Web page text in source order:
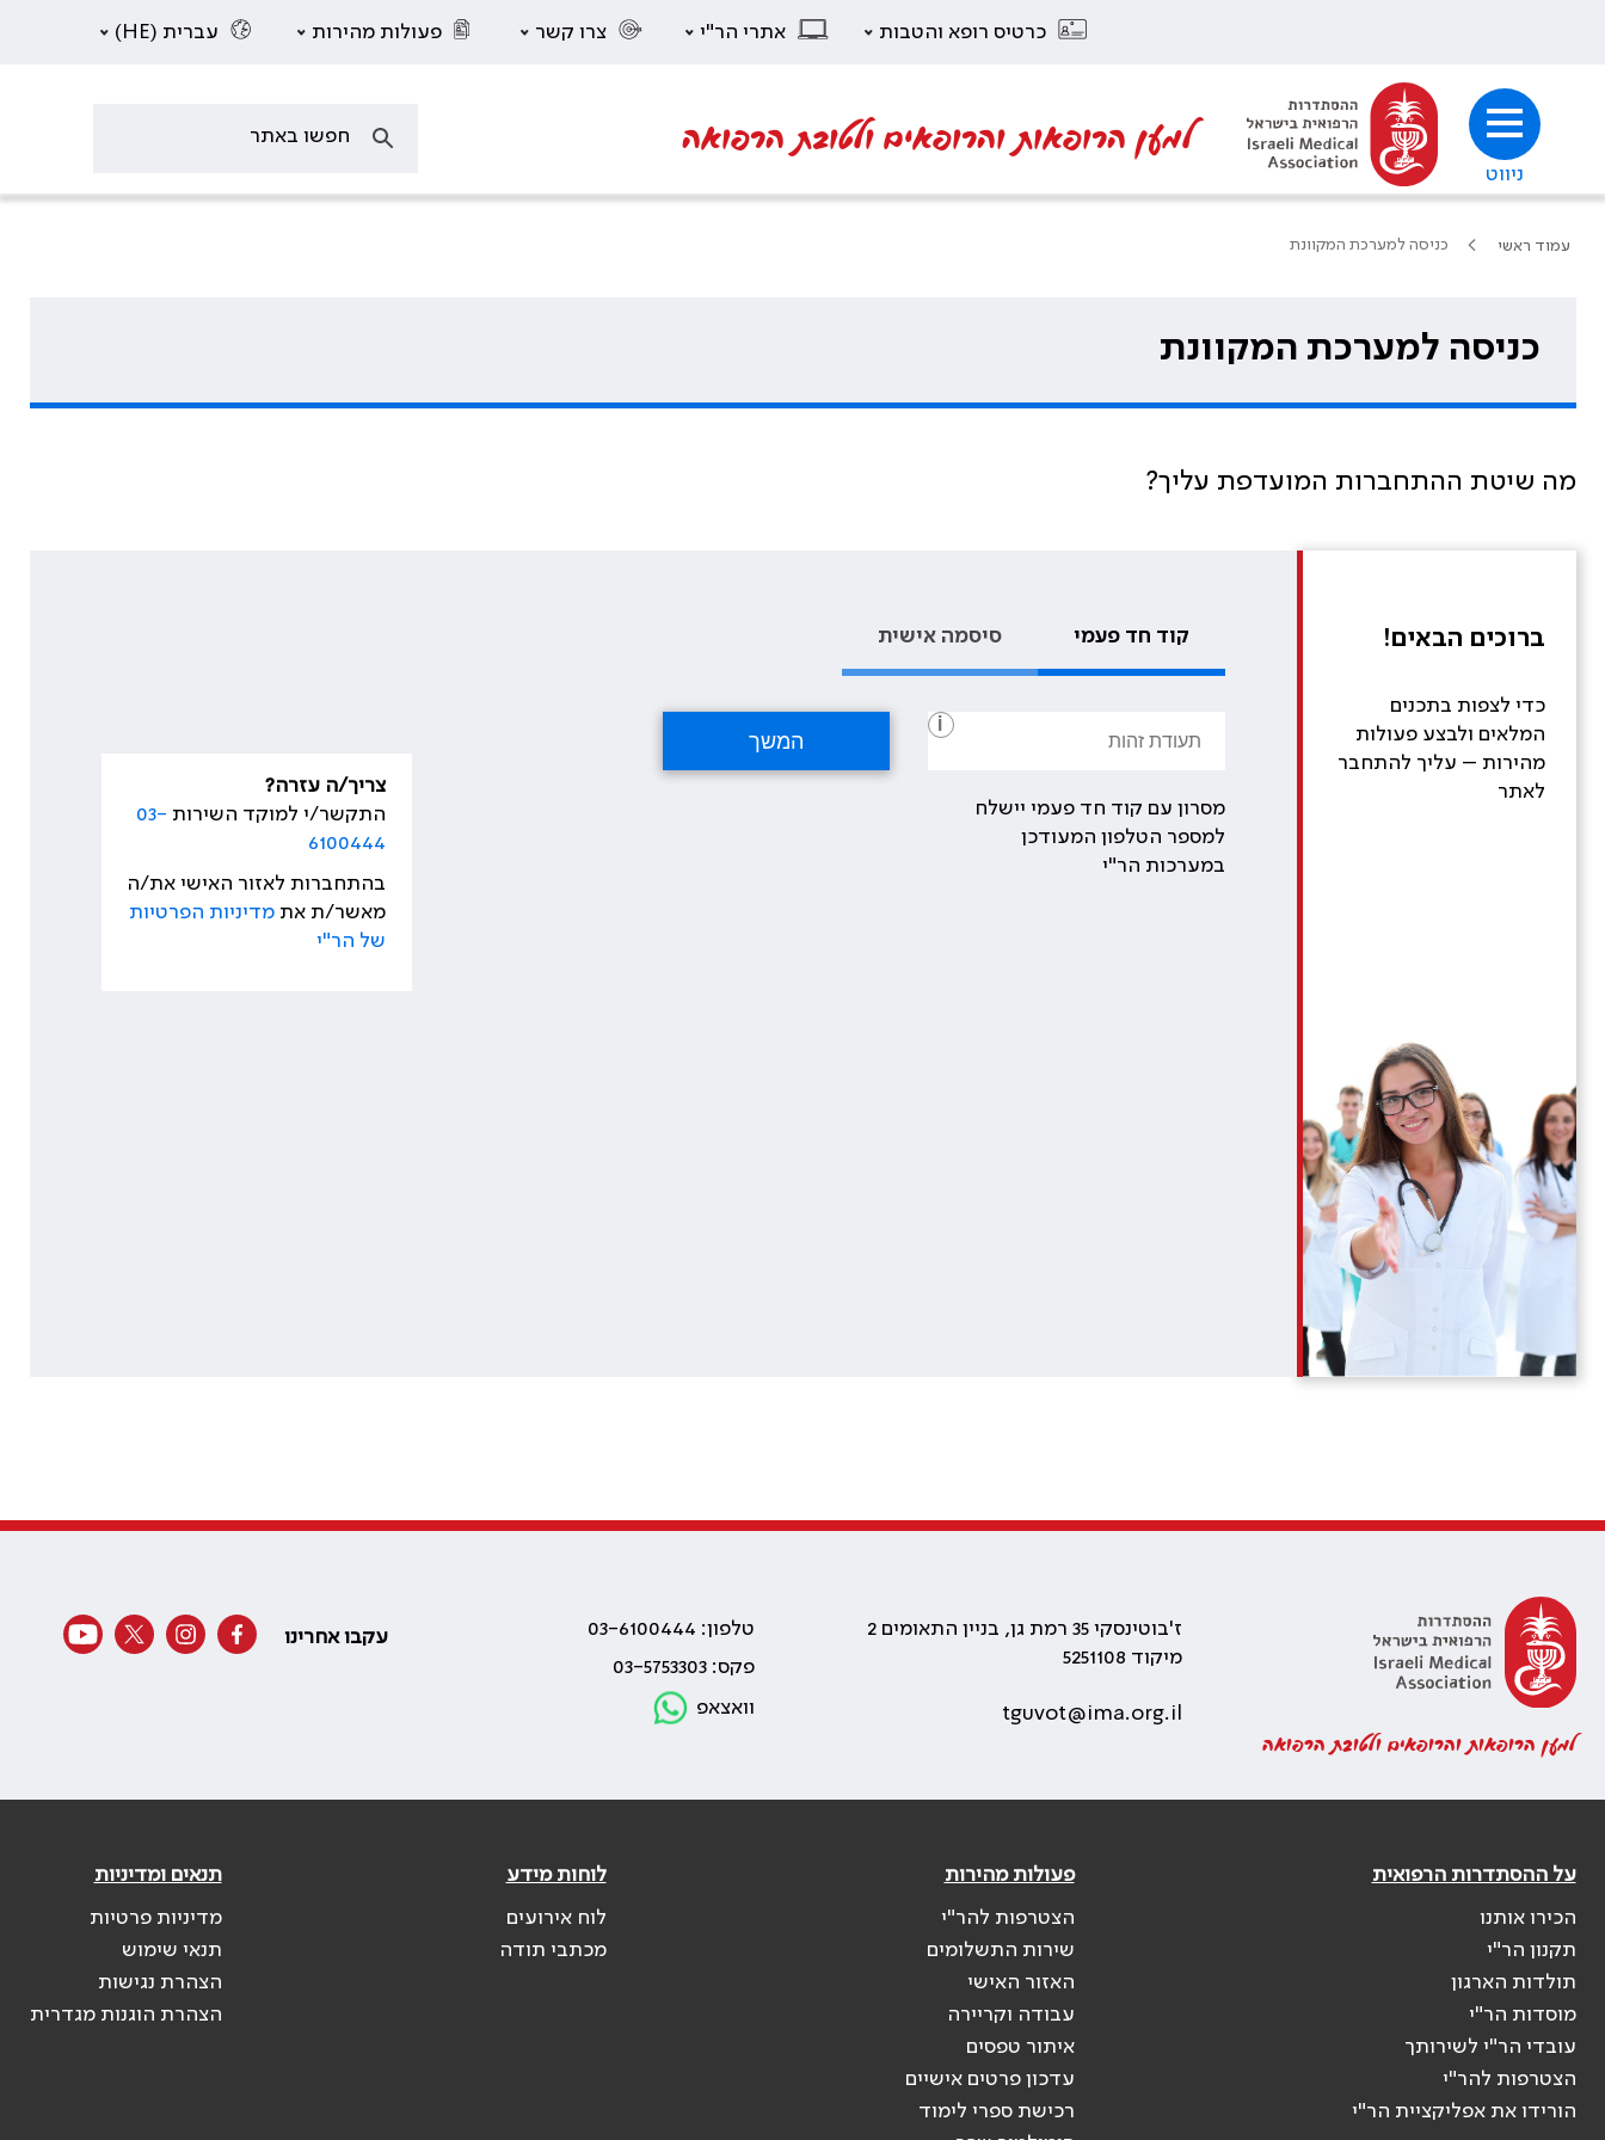
כרטיס רופא והטבות אתרי הר"י צרו קשר פעולות מהירות עברית (HE)
ניווט
למען הרופאות והרופאים ולטובת הרפואה
עמוד ראשי כניסה למערכת המקוונת
כניסה למערכת המקוונת
מה שיטת ההתחברות המועדפת עליך?
ברוכים הבאים!
כדי לצפות בתכנים
המלאים ולבצע פעולות
מהירות – עליך להתחבר
לאתר
קוד חד פעמי סיסמה אישית
i
מסרון עם קוד חד פעמי יישלח
למספר הטלפון המעודכן
במערכות הר"י
צריך/ה עזרה?
התקשר/י למוקד השירות 03-
6100444
בהתחברות לאזור האישי את/ה
מאשר/ת אתמדיניות הפרטיות
של הר"י
למען הרופאות והרופאים ולטובת הרפואה
ז'בוטינסקי 35 רמת גן, בניין התאומים 2
מיקוד 5251108
tguvot@ima.org.il
טלפון: 03-6100444
פקס: 03-5753303
וואצאפ
עקבו אחרינו
על ההסתדרות הרפואית
הכירו אותנו
תקנון הר"י
תולדות הארגון
מוסדות הר"י
עובדי הר"י לשירותך
הצטרפות להר"י
הורידו את אפליקציית הר"י
פעולות מהירות
הצטרפות להר"י
שירות התשלומים
האזור האישי
עבודה וקריירה
איתור טפסים
עדכון פרטים אישיים
רכישת ספרי לימוד
לוחות מידע
לוח אירועים
מכתבי תודה
תנאים ומדיניות
מדיניות פרטיות
תנאי שימוש
הצהרת נגישות
הצהרת הוגנות מגדרית